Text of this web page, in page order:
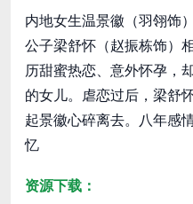
内地女生温景徽（羽翎饰
公子梁舒怀（赵振栋饰）
历甜蜜热恋、意外怀孕，
的女儿。虐恋过后，梁舒
起景徽心碎离去。八年感
忆
资源下载：